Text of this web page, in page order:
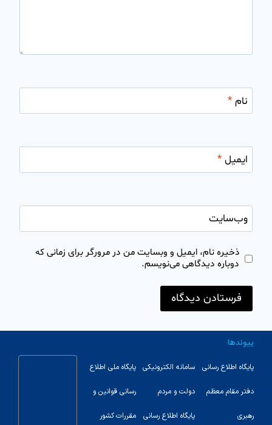
نام*
ایمیل*
وب‌سایت
ذخیره نام، ایمیل و وبسایت من در مرورگر برای زمانی که
دوباره دیدگاهی می‌نویسم.
پیوندها
پایگاه اطلاع رسانی
دفتر مقام معظم
رهبری
سامانه الکترونیکی
دولت و مردم
پایگاه اطلاع رسانی
پایگاه ملی اطلاع
رسانی قوانین و
مقررات کشور